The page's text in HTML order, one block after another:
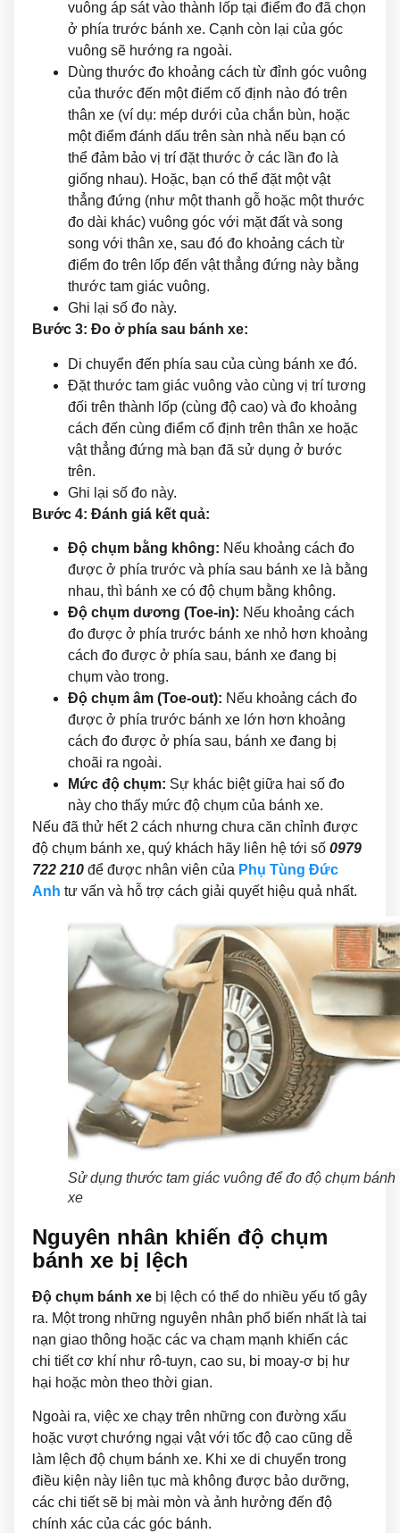
vuông áp sát vào thành lốp tại điểm đo đã chọn
ở phía trước bánh xe. Cạnh còn lại của góc
vuông sẽ hướng ra ngoài.
Dùng thước đo khoảng cách từ đỉnh góc vuông
của thước đến một điểm cố định nào đó trên
thân xe (ví dụ: mép dưới của chắn bùn, hoặc
một điểm đánh dấu trên sàn nhà nếu bạn có
thể đảm bảo vị trí đặt thước ở các lần đo là
giống nhau). Hoặc, bạn có thể đặt một vật
thẳng đứng (như một thanh gỗ hoặc một thước
đo dài khác) vuông góc với mặt đất và song
song với thân xe, sau đó đo khoảng cách từ
điểm đo trên lốp đến vật thẳng đứng này bằng
thước tam giác vuông.
Ghi lại số đo này.
Bước 3: Đo ở phía sau bánh xe:
Di chuyển đến phía sau của cùng bánh xe đó.
Đặt thước tam giác vuông vào cùng vị trí tương
đối trên thành lốp (cùng độ cao) và đo khoảng
cách đến cùng điểm cố định trên thân xe hoặc
vật thẳng đứng mà bạn đã sử dụng ở bước
trên.
Ghi lại số đo này.
Bước 4: Đánh giá kết quả:
Độ chụm bằng không: Nếu khoảng cách đo
được ở phía trước và phía sau bánh xe là bằng
nhau, thì bánh xe có độ chụm bằng không.
Độ chụm dương (Toe-in): Nếu khoảng cách
đo được ở phía trước bánh xe nhỏ hơn khoảng
cách đo được ở phía sau, bánh xe đang bị
chụm vào trong.
Độ chụm âm (Toe-out): Nếu khoảng cách đo
được ở phía trước bánh xe lớn hơn khoảng
cách đo được ở phía sau, bánh xe đang bị
choãi ra ngoài.
Mức độ chụm: Sự khác biệt giữa hai số đo
này cho thấy mức độ chụm của bánh xe.
Nếu đã thử hết 2 cách nhưng chưa căn chỉnh được
độ chụm bánh xe, quý khách hãy liên hệ tới số 0979
722 210 để được nhân viên của Phụ Tùng Đức
Anh tư vấn và hỗ trợ cách giải quyết hiệu quả nhất.
Sử dụng thước tam giác vuông để đo độ chụm bánh
xe
Nguyên nhân khiến độ chụm
bánh xe bị lệch
Độ chụm bánh xe bị lệch có thể do nhiều yếu tố gây
ra. Một trong những nguyên nhân phổ biến nhất là tai
nạn giao thông hoặc các va chạm mạnh khiến các
chi tiết cơ khí như rô-tuyn, cao su, bi moay-ơ bị hư
hại hoặc mòn theo thời gian.
Ngoài ra, việc xe chạy trên những con đường xấu
hoặc vượt chướng ngại vật với tốc độ cao cũng dễ
làm lệch độ chụm bánh xe. Khi xe di chuyển trong
điều kiện này liên tục mà không được bảo dưỡng,
các chi tiết sẽ bị mài mòn và ảnh hưởng đến độ
chính xác của các góc bánh.